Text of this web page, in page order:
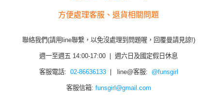
方便處理客服、退貨相關問題
聯絡我們(請用line聯繫，以免沒處理到問題喔，回覆曼請見諒!)
週一至週五 14:00-17:00 | 週六日及國定假日休息
客服電話: 02-86636133| line@客服: @funsgirl
客服信箱: funsgirl@gmail.com